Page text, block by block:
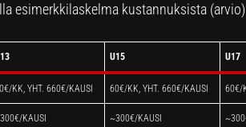
esimerkkilaskelma kustannuksista
U15 U17
KK, YHT. 660€/KAUSI 60€/KK, YHT. 660€/KAUSI 60€/
KAUSI ~300€/KAUSI